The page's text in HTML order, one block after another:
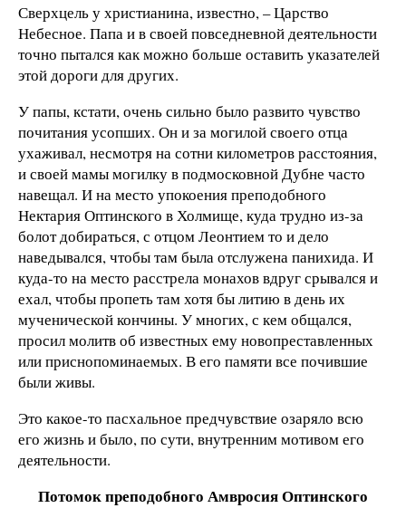
Сверхцель у христианина, известно, – Царство
Небесное. Папа и в своей повседневной деятельности
точно пытался как можно больше оставить указателей
этой дороги для других.
У папы, кстати, очень сильно было развито чувство
почитания усопших. Он и за могилой своего отца
ухаживал, несмотря на сотни километров расстояния,
и своей мамы могилку в подмосковной Дубне часто
навещал. И на место упокоения преподобного
Нектария Оптинского в Холмище, куда трудно из-за
болот добираться, с отцом Леонтием то и дело
наведывался, чтобы там была отслужена панихида. И
куда-то на место расстрела монахов вдруг срывался и
ехал, чтобы пропеть там хотя бы литию в день их
мученической кончины. У многих, с кем общался,
просил молитв об известных ему новопреставленных
или приснопоминаемых. В его памяти все почившие
были живы.
Это какое-то пасхальное предчувствие озаряло всю
его жизнь и было, по сути, внутренним мотивом его
деятельности.
Потомок преподобного Амвросия Оптинского